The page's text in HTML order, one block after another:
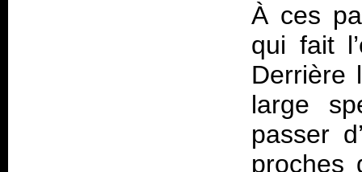
À ces
qui fait
Derrière
large
passer
proches